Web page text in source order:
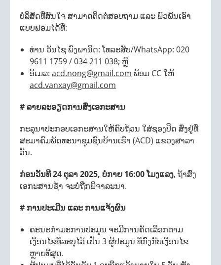
ບໍລິສັດທີ່ສົນໃຈ ສາມາດຕິດຕໍ່ສອບຖາມ ແລະ ພົວພັນເອົາ
ແບບຟອມໄດ້ທີ່:
ທ່ານ ວັນໄຊ ພົງພານິດ: ໂທລະສັບ/WhatsApp: 020
9611 1759 / 034 211 038; ຫຼື
ອີເມລ: acd.nong@gmail.com ພ້ອມ CC ໃຫ້
acd.vanxay@gmail.com
# ລາຍລະອຽດການສົ່ງເອກະສານ
ກະລຸນາປະກອບເອກະສານໃຫ້ຄົບຖ້ວນ ໃສ່ຊອງປິດ ສົ່ງຢູ່ທີ່
ສະມາຄົມພັດທະນາຊຸມຊົນບ້ານເຮົາ (ACD) ແຂວງສາລາ
ວັນ.
ກ່ອນວັນທີ24 ຕຸລາ2025, ບໍ່ກາຍ 16:00ໂມງແລງ, ຖ້າສົ່ງ
ເອກະສານຊ້າ ຈະບໍ່ຖືກພິຈາລະນາ.
# ການປະເມີນ ແລະ ການແຈ້ງຜົນ
ຄະນະກຳມະການປະມູນ ຈະມີການຄັດເລຶອກຕາມ
ເງື່ອນໄຂທີ່ລະບຸໄວ້ ເປັນ 3 ຜູ້ປະມູນ ທີ່ກົງກັບເງື່ອນໄຂ
ຫຼາຍທີ່ສຸດ.